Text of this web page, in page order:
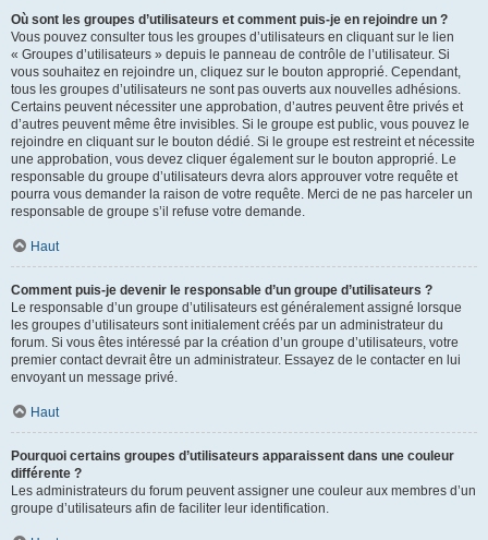
Où sont les groupes d’utilisateurs et comment puis-je en rejoindre un ?
Vous pouvez consulter tous les groupes d’utilisateurs en cliquant sur le lien
« Groupes d’utilisateurs » depuis le panneau de contrôle de l’utilisateur. Si
vous souhaitez en rejoindre un, cliquez sur le bouton approprié. Cependant,
tous les groupes d’utilisateurs ne sont pas ouverts aux nouvelles adhésions.
Certains peuvent nécessiter une approbation, d’autres peuvent être privés et
d’autres peuvent même être invisibles. Si le groupe est public, vous pouvez le
rejoindre en cliquant sur le bouton dédié. Si le groupe est restreint et nécessite
une approbation, vous devez cliquer également sur le bouton approprié. Le
responsable du groupe d’utilisateurs devra alors approuver votre requête et
pourra vous demander la raison de votre requête. Merci de ne pas harceler un
responsable de groupe s’il refuse votre demande.
Haut
Comment puis-je devenir le responsable d’un groupe d’utilisateurs ?
Le responsable d’un groupe d’utilisateurs est généralement assigné lorsque
les groupes d’utilisateurs sont initialement créés par un administrateur du
forum. Si vous êtes intéressé par la création d’un groupe d’utilisateurs, votre
premier contact devrait être un administrateur. Essayez de le contacter en lui
envoyant un message privé.
Haut
Pourquoi certains groupes d’utilisateurs apparaissent dans une couleur
différente ?
Les administrateurs du forum peuvent assigner une couleur aux membres d’un
groupe d’utilisateurs afin de faciliter leur identification.